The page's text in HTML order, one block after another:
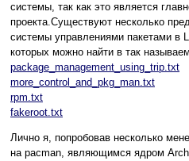
системы, так как это является
проекта.Существуют несколько
системы управлениями пакетами в
которых можно найти в так
package_management_using_trip.txt
more_control_and_pkg_man.txt
rpm.txt
fakeroot.txt
Лично я, попробовав несколько
на pacman, являющимся ядром